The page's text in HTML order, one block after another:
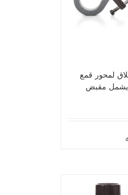
لمحور قمع
مقبض